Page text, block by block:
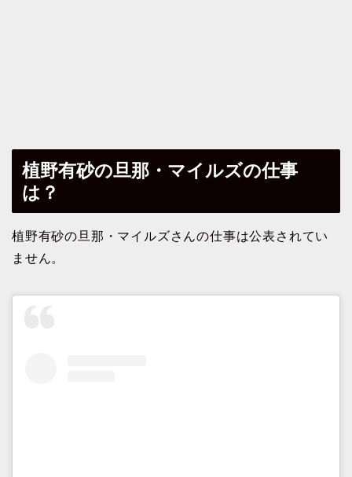
植野有砂の旦那・マイルズの仕事
は？
植野有砂の旦那・マイルズさんの仕事は公表されてい
ません。